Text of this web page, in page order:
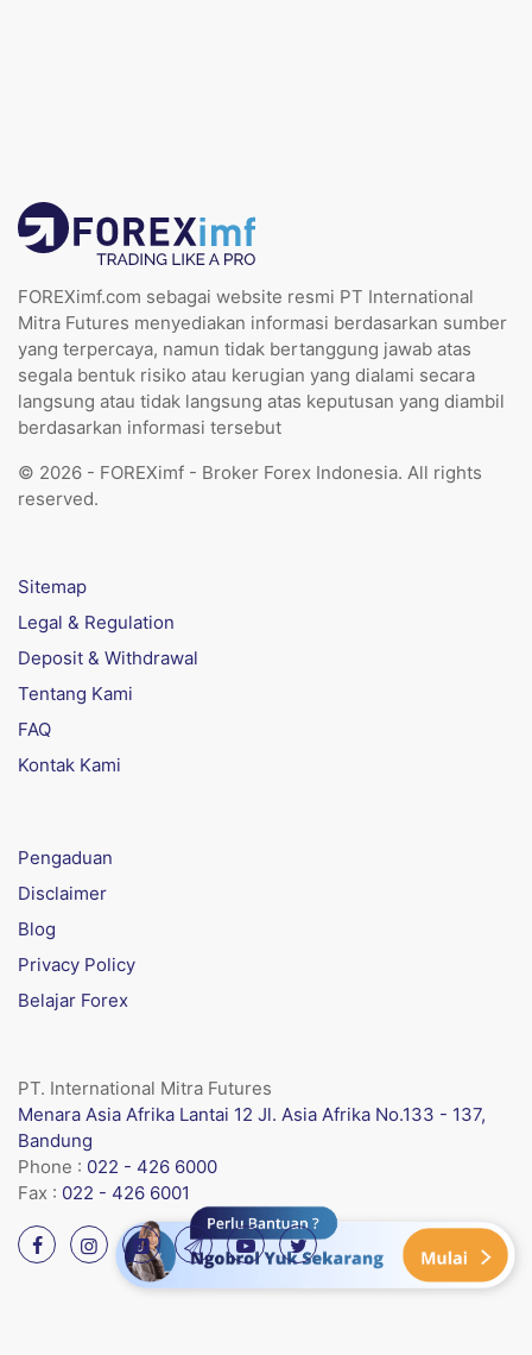
FOREXimf.com sebagai website resmi PT International
Mitra Futures menyediakan informasi berdasarkan sumber
yang terpercaya, namun tidak bertanggung jawab atas
segala bentuk risiko atau kerugian yang dialami secara
langsung atau tidak langsung atas keputusan yang diambil
berdasarkan informasi tersebut
© 2026 - FOREXimf - Broker Forex Indonesia. All rights
reserved.
Sitemap
Legal & Regulation
Deposit & Withdrawal
Tentang Kami
FAQ
Kontak Kami
Pengaduan
Disclaimer
Blog
Privacy Policy
Belajar Forex
PT. International Mitra Futures
Menara Asia Afrika Lantai 12 Jl. Asia Afrika No.133 - 137,
Bandung
Phone : 022 - 426 6000
Fax : 022 - 426 6001